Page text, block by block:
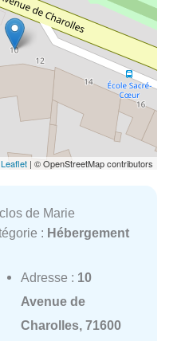
Leaflet | © OpenStreetMap contributors
de Marie
: Hébergement
Adresse : 10
Avenue de
Charolles, 71600